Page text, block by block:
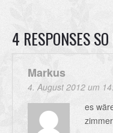
4 RESPONSES
Markus
4. August 2012 um
es